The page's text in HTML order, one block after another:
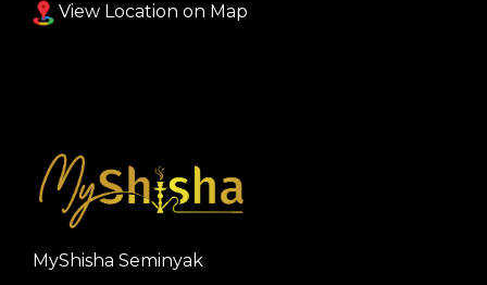
View Location on Map
MyShisha Seminyak